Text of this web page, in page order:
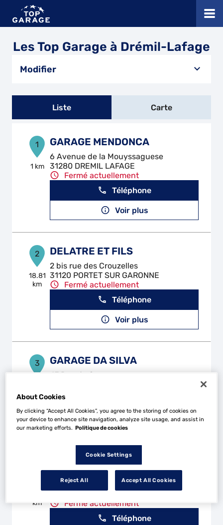
Les Top Garage à Drémil-Lafage
Modifier
Liste Carte
1
1 km
GARAGE MENDONCA
6 Avenue de la Mouyssaguese
31280 DREMIL LAFAGE
Fermé actuellement
Téléphone
Voir plus
2
18.81
km
DELATRE ET FILS
2 bis rue des Crouzelles
31120 PORTET SUR GARONNE
Fermé actuellement
Téléphone
Voir plus
3
km
GARAGE DA SILVA
47 Rue de Cezerou
Fermé actuellement
Téléphone
Voir plus
km
KML AUTO
30 Chemin de la Camave
31290 VILLEFRANCHE DE LAURAGAIS
Fermé actuellement
Téléphone
About Cookies
By clicking “Accept All Cookies”, you agree to the storing of cookies on
your device to enhance site navigation, analyze site usage, and assist in
our marketing efforts. Politique de cookies
Cookie Settings
Reject All Accept All Cookies